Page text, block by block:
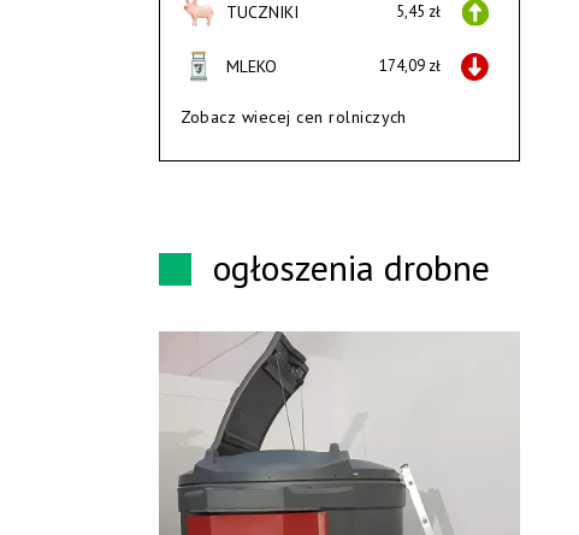
TUCZNIKI 5,45 zł
MLEKO 174,09 zł
Zobacz wiecej cen rolniczych
ogłoszenia drobne